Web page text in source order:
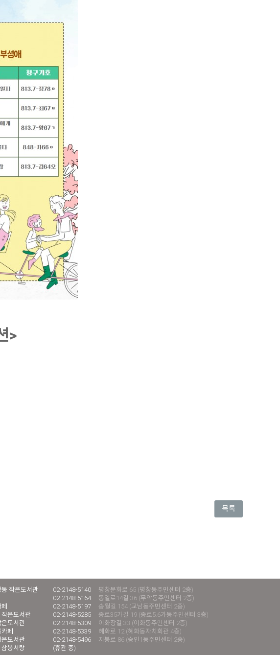
>
목록
작은도서관 02-2148-5140
평창문화로 65 (평창동주민센터 2층)
02-2148-5164
통일로14길 36 (무악동주민센터 2층)
02-2148-5197
송월길 154 (교남동주민센터 2층)
은도서관
02-2148-5285
종로35가길 19 (종로5.6가동주민센터 3층)
도서관
02-2148-5309
이화장길 33 (이화동주민센터 2층)
페
02-2148-5339
혜화로 12 (혜화동자치회관 4층)
도서관
02-2148-5496
지봉로 86 (숭인1동주민센터 2층)
봉서랑
(휴관 중)